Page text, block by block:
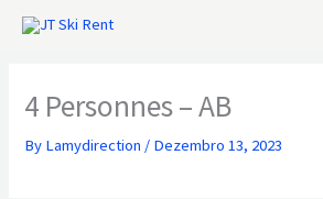
4 Personnes – AB
By Lamydirection / Dezembro 13, 2023